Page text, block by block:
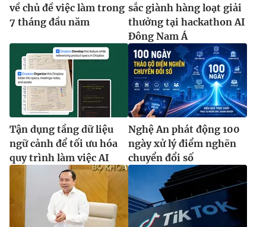
về chủ đề việc làm trong
7 tháng đầu năm
sắc giành hàng loạt giải
thưởng tại hackathon AI
Đông Nam Á
Tận dụng tầng dữ liệu
ngữ cảnh để tối ưu hóa
quy trình làm việc AI
Nghệ An phát động 100
ngày xử lý điểm nghẽn
chuyển đổi số